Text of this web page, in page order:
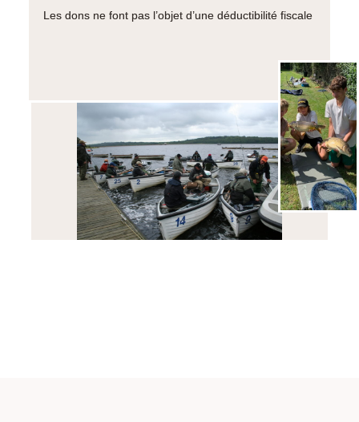
Les dons ne font pas l’objet d’une déductibilité fiscale